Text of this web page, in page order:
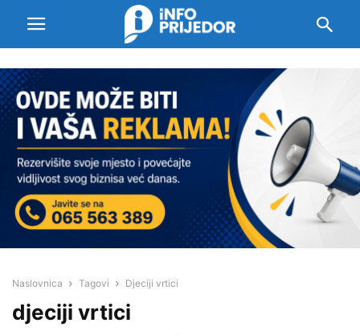
Naslovnica Tagovi Djeciji vrtici
djeciji vrtici